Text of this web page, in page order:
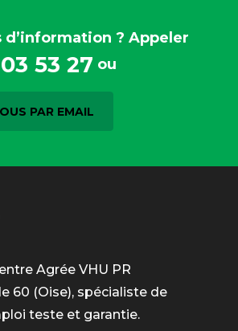
d’information ? Appeler
53 27 ou
PAR EMAIL
Agrée VHU PR
60 (Oise), spécialiste de
teste et garantie.